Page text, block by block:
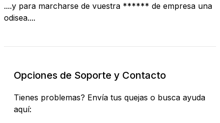
....y para marcharse de vuestra ****** de empresa una
odisea....
Opciones de Soporte y Contacto
Tienes problemas? Envía tus quejas o busca ayuda
aquí: